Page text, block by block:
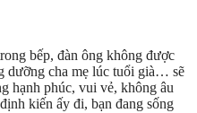
bếp, đàn ông không được
dưỡng cha mẹ lúc tuổi già… sẽ
hạnh phúc, vui vẻ, không âu
kiến ấy đi, bạn đang sống